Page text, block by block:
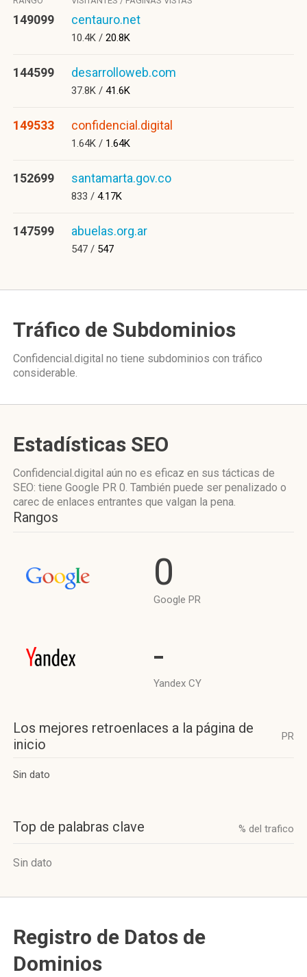
149099 centauro.net
10.4K / 20.8K
144599 desarrolloweb.com
37.8K / 41.6K
149533 confidencial.digital
1.64K / 1.64K
152699 santamarta.gov.co
833 / 4.17K
147599 abuelas.org.ar
547 / 547
Tráfico de Subdominios
Confidencial.digital no tiene subdominios con tráfico
considerable.
Estadísticas SEO
Confidencial.digital aún no es eficaz en sus tácticas de
SEO: tiene Google PR 0. También puede ser penalizado o
carec de enlaces entrantes que valgan la pena.
Rangos
0
Google PR
-
Yandex CY
Los mejores retroenlaces a la página de
inicio
PR
Sin dato
Top de palabras clave % del trafico
Sin dato
Registro de Datos de
Dominios